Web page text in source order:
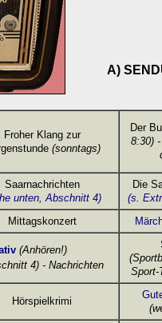
A)
Froher Klang zur
(sonntags)
Der
8:30) -
Saarnachrichten
unten, Abschnitt 4)
Die
(s.
Mittagskonzert
(Anhören!)
4) - Nachrichten
Sport-
Hörspielkrimi